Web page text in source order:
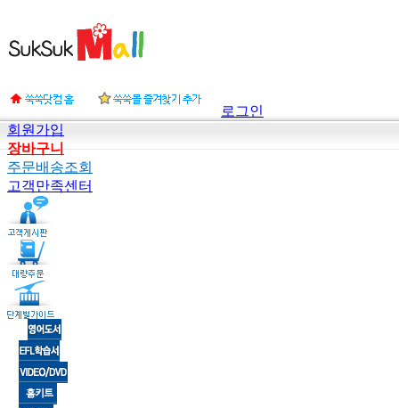
로그인
회원가입
장바구니
주문배송조회
고객만족센터